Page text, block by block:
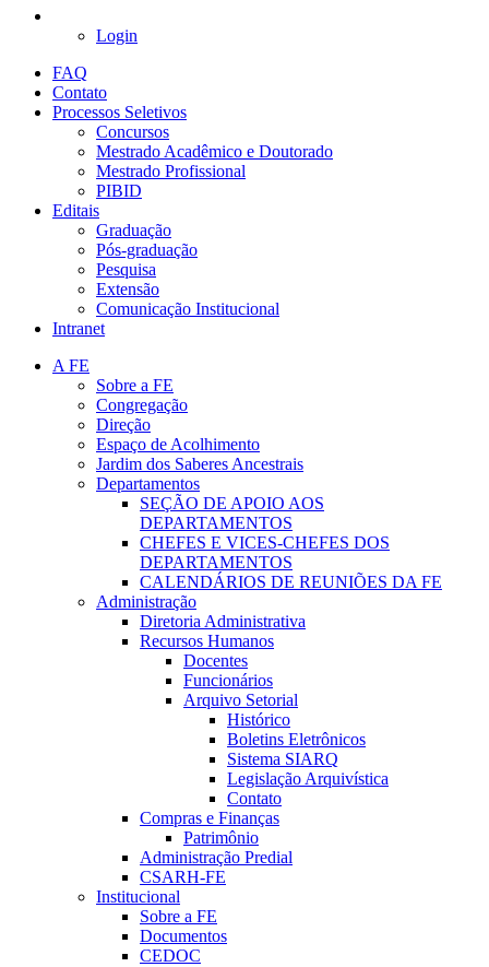
Login
FAQ
Contato
Processos Seletivos
Concursos
Mestrado Acadêmico e Doutorado
Mestrado Profissional
PIBID
Editais
Graduação
Pós-graduação
Pesquisa
Extensão
Comunicação Institucional
Intranet
A FE
Sobre a FE
Congregação
Direção
Espaço de Acolhimento
Jardim dos Saberes Ancestrais
Departamentos
SEÇÃO DE APOIO AOS
DEPARTAMENTOS
CHEFES E VICES-CHEFES DOS
DEPARTAMENTOS
CALENDÁRIOS DE REUNIÕES DA FE
Administração
Diretoria Administrativa
Recursos Humanos
Docentes
Funcionários
Arquivo Setorial
Histórico
Boletins Eletrônicos
Sistema SIARQ
Legislação Arquivística
Contato
Compras e Finanças
Patrimônio
Administração Predial
CSARH-FE
Institucional
Sobre a FE
Documentos
CEDOC